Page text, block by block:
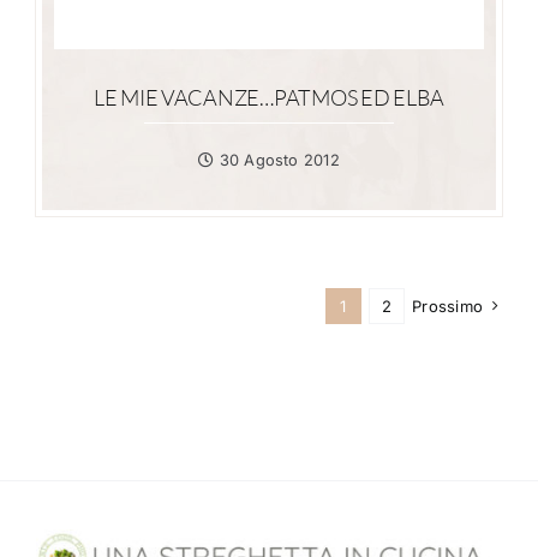
LE MIE VACANZE…PATMOS ED ELBA
30 Agosto 2012
1 2 Prossimo